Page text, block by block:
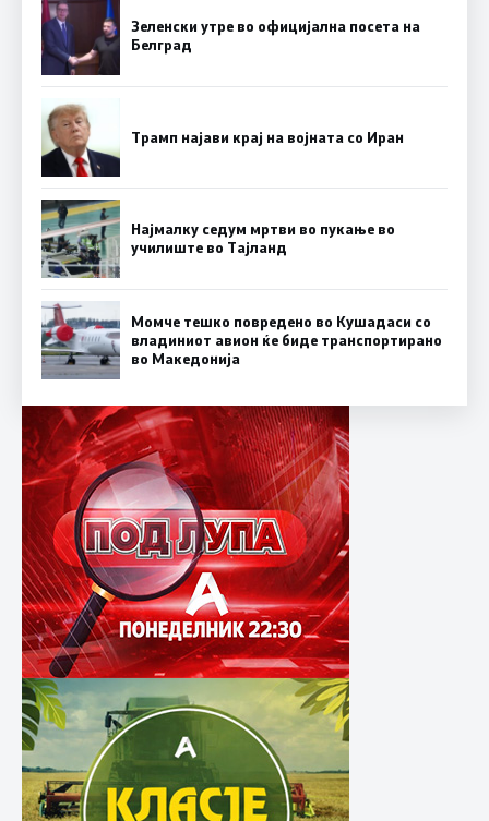
Зеленски утре во официјална посета на
Белград
Трамп најави крај на војната со Иран
Најмалку седум мртви во пукање во
училиште во Тајланд
Момче тешко повредено во Кушадаси со
владиниот авион ќе биде транспортирано
во Македонија